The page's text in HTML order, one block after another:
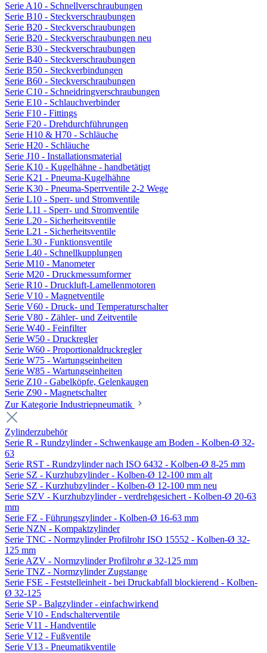
Serie A10 - Schnellverschraubungen
Serie B10 - Steckverschraubungen
Serie B20 - Steckverschraubungen
Serie B20 - Steckverschraubungen neu
Serie B30 - Steckverschraubungen
Serie B40 - Steckverschraubungen
Serie B50 - Steckverbindungen
Serie B60 - Steckverschraubungen
Serie C10 - Schneidringverschraubungen
Serie E10 - Schlauchverbinder
Serie F10 - Fittings
Serie F20 - Drehdurchführungen
Serie H10 & H70 - Schläuche
Serie H20 - Schläuche
Serie J10 - Installationsmaterial
Serie K10 - Kugelhähne - handbetätigt
Serie K21 - Pneuma-Kugelhähne
Serie K30 - Pneuma-Sperrventile 2-2 Wege
Serie L10 - Sperr- und Stromventile
Serie L11 - Sperr- und Stromventile
Serie L20 - Sicherheitsventile
Serie L21 - Sicherheitsventile
Serie L30 - Funktionsventile
Serie L40 - Schnellkupplungen
Serie M10 - Manometer
Serie M20 - Druckmessumformer
Serie R10 - Druckluft-Lamellenmotoren
Serie V10 - Magnetventile
Serie V60 - Druck- und Temperaturschalter
Serie V80 - Zähler- und Zeitventile
Serie W40 - Feinfilter
Serie W50 - Druckregler
Serie W60 - Proportionaldruckregler
Serie W75 - Wartungseinheiten
Serie W85 - Wartungseinheiten
Serie Z10 - Gabelköpfe, Gelenkaugen
Serie Z90 - Magnetschalter
Zur Kategorie Industriepneumatik
Zylinderzubehör
Serie R - Rundzylinder - Schwenkauge am Boden - Kolben-Ø 32-
63
Serie RST - Rundzylinder nach ISO 6432 - Kolben-Ø 8-25 mm
Serie SZ - Kurzhubzylinder - Kolben-Ø 12-100 mm alt
Serie SZ - Kurzhubzylinder - Kolben-Ø 12-100 mm neu
Serie SZV - Kurzhubzylinder - verdrehgesichert - Kolben-Ø 20-63
mm
Serie FZ - Führungszylinder - Kolben-Ø 16-63 mm
Serie NZN - Kompaktzylinder
Serie TNC - Normzylinder Profilrohr ISO 15552 - Kolben-Ø 32-
125 mm
Serie AZV - Normzylinder Profilrohr ø 32-125 mm
Serie TNZ - Normzylinder Zugstange
Serie FSE - Feststelleinheit - bei Druckabfall blockierend - Kolben-
Ø 32-125
Serie SP - Balgzylinder - einfachwirkend
Serie V10 - Endschalterventile
Serie V11 - Handventile
Serie V12 - Fußventile
Serie V13 - Pneumatikventile